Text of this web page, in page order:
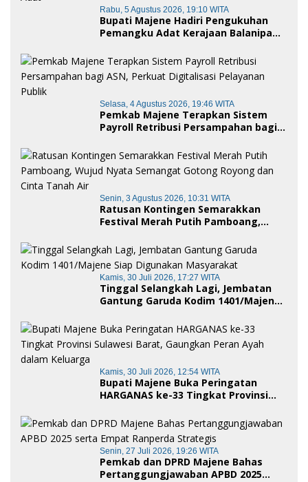
Rabu, 5 Agustus 2026, 19:10 WITA
Bupati Majene Hadiri Pengukuhan
Pemangku Adat Kerajaan Balanipa
Kehormatan Adat
Selasa, 4 Agustus 2026, 19:46 WITA
Pemkab Majene Terapkan Sistem
Payroll Retribusi Persampahan bagi
Publik
Senin, 3 Agustus 2026, 10:31 WITA
Ratusan Kontingen Semarakkan
Festival Merah Putih Pamboang,
Royong dan Cinta Tanah Air
Kamis, 30 Juli 2026, 17:27 WITA
Tinggal Selangkah Lagi, Jembatan
Gantung Garuda Kodim 1401/Majene
Kamis, 30 Juli 2026, 12:54 WITA
Bupati Majene Buka Peringatan
HARGANAS ke-33 Tingkat Provinsi
Ayah dalam Keluarga
Senin, 27 Juli 2026, 19:26 WITA
Pemkab dan DPRD Majene Bahas
Pertanggungjawaban APBD 2025